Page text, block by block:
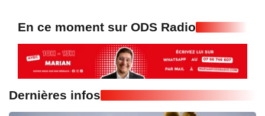
En ce moment sur ODS Radio
Dernières infos